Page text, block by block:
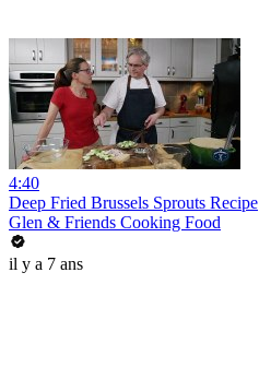
4:40
Deep Fried Brussels Sprouts Recipe
Glen & Friends Cooking Food
il y a 7 ans